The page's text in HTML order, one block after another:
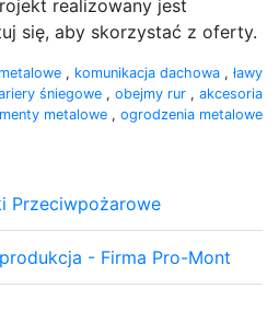
realizowany jest
się, aby skorzystać z oferty.
, komunikacja dachowa , ławy
śniegowe , obejmy rur , akcesoria
metalowe , ogrodzenia metalowe
Przeciwpożarowe
- Firma Pro-Mont